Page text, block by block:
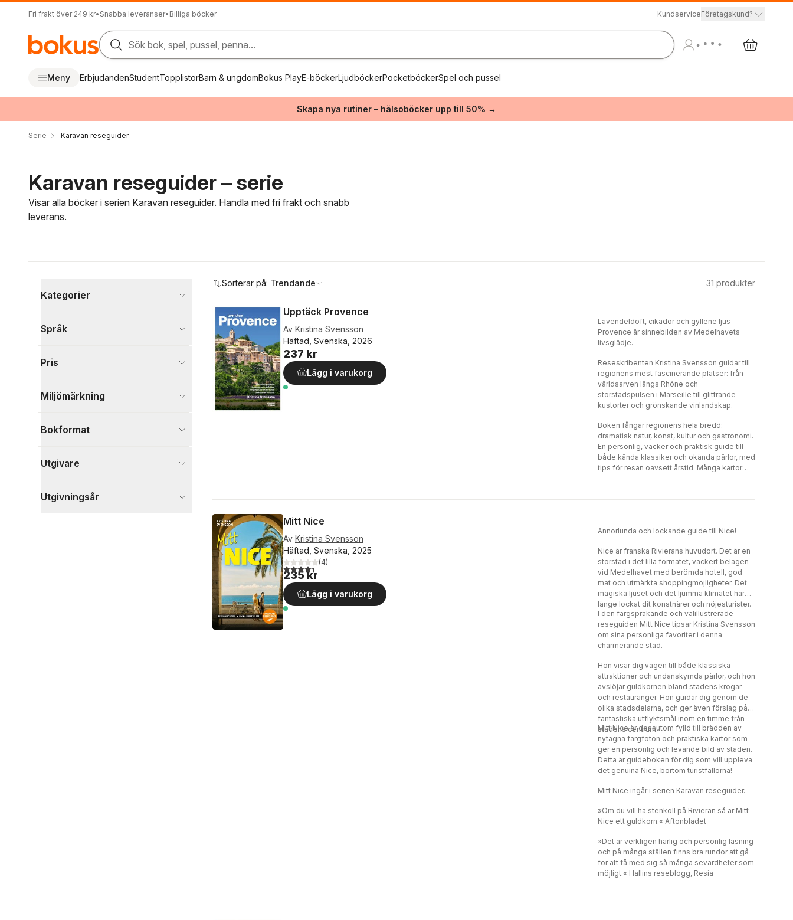
Fri frakt över 249 kr• Snabba leveranser• Billiga böcker KundserviceFöretagskund?
Sök bok, spel, pussel, penna...
Meny ErbjudandenStudentTopplistorBarn & ungdomBokus PlayE-böckerLjudböckerPocketböckerSpel och pussel
Skapa nya rutiner – hälsoböcker upp till 50% →
Serie Karavan reseguider
Karavan reseguider – serie
Visar alla böcker i serien Karavan reseguider. Handla med fri frakt och snabb
leverans.
Kategorier
Visa fler
Språk
Pris
Miljömärkning
Bokformat
Utgivare
Utgivningsår
Sorterar på: Trendande 31 produkter
Upptäck Provence
Av Kristina Svensson
Häftad, Svenska, 2026
237 kr
Lägg i varukorg
Lavendeldoft, cikador och gyllene ljus –
Provence är sinnebilden av Medelhavets
livsglädje.
Reseskribenten Kristina Svensson guidar till
regionens mest fascinerande platser: från
världsarven längs Rhône och
storstadspulsen i Marseille till glittrande
kustorter och grönskande vinlandskap.
Boken fångar regionens hela bredd:
dramatisk natur, konst, kultur och gastronomi.
En personlig, vacker och praktisk guide till
både kända klassiker och okända pärlor, med
tips för resan oavsett årstid. Många kartor
Mitt Nice
Av Kristina Svensson
Häftad, Svenska, 2025
4,3utav 5 stjärnor. Totalt antal röster:
(4)
235 kr
Lägg i varukorg
Annorlunda och lockande guide till Nice!
Nice är franska Rivierans huvudort. Det är en
storstad i det lilla formatet, vackert belägen
vid Medelhavet med berömda hotell, god
mat och utmärkta shoppingmöjligheter. Det
magiska ljuset och det ljumma klimatet har
länge lockat dit konstnärer och nöjesturister.
I den färgsprakande och välillustrerade
reseguiden Mitt Nice tipsar Kristina Svensson
om sina personliga favoriter i denna
charmerande stad.
Hon visar dig vägen till både klassiska
attraktioner och undanskymda pärlor, och hon
avslöjar guldkornen bland stadens krogar
och restauranger. Hon guidar dig genom de
olika stadsdelarna, och ger även förslag på
fantastiska utflyktsmål inom en timme från
stadens centrum.
Mitt Nice är dessutom fylld till brädden av
nytagna färgfoton och praktiska kartor som
ger en personlig och levande bild av staden.
Detta är guideboken för dig som vill uppleva
det genuina Nice, bortom turistfällorna!
Mitt Nice ingår i serien Karavan reseguider.
»Om du vill ha stenkoll på Rivieran så är Mitt
Nice ett guldkorn.« Aftonbladet
»Det är verkligen härlig och personlig läsning
och på många ställen finns bra rundor att gå
för att få med sig så många sevärdheter som
möjligt.« Hallins reseblogg, Resia